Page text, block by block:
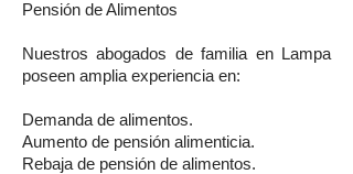
Pensión de Alimentos
Nuestros abogados de familia en Lampa
poseen amplia experiencia en:
Demanda de alimentos.
Aumento de pensión alimenticia.
Rebaja de pensión de alimentos.